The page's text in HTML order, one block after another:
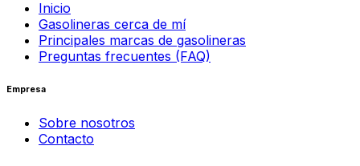
Inicio
Gasolineras cerca de mí
Principales marcas de gasolineras
Preguntas frecuentes (FAQ)
Empresa
Sobre nosotros
Contacto